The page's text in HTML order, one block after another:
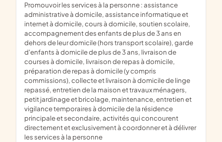
promouvoir les services à la personne : assistance
administrative à domicile, assistance informatique et
internet à domicile, cours à domicile, soutien scolaire,
accompagnement des enfants de plus de 3 ans en
dehors de leur domicile (hors transport scolaire), garde
d'enfants à domicile de plus de 3 ans, livraison de
courses à domicile, livraison de repas à domicile,
préparation de repas à domicile (y compris
commissions), collecte et livraison à domicile de linge
repassé, entretien de la maison et travaux ménagers,
petit jardinage et bricolage, maintenance, entretien et
vigilance temporaires à domicile de la résidence
principale et secondaire, activités qui concourent
directement et exclusivement à coordonner et à délivrer
les services à la personne